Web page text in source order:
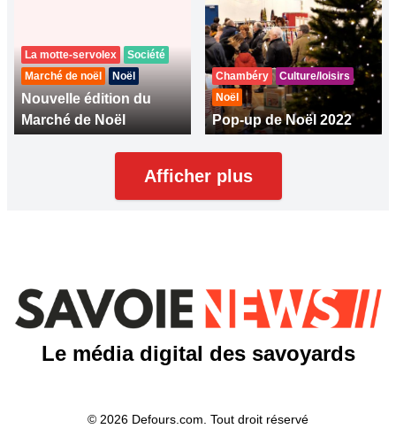
La motte-servolex
Société
Marché de noël
Noël
Nouvelle édition du
Marché de Noël
Chambéry
Culture/loisirs
Noël
Pop-up de Noël 2022
Afficher plus
Le média digital des savoyards
© 2026 Defours.com. Tout droit réservé